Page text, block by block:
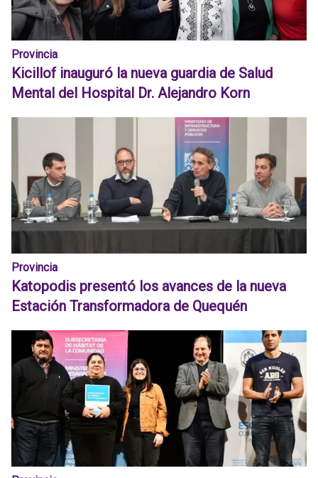
Provincia
Kicillof inauguró la nueva guardia de Salud
Mental del Hospital Dr. Alejandro Korn
Provincia
Katopodis presentó los avances de la nueva
Estación Transformadora de Quequén